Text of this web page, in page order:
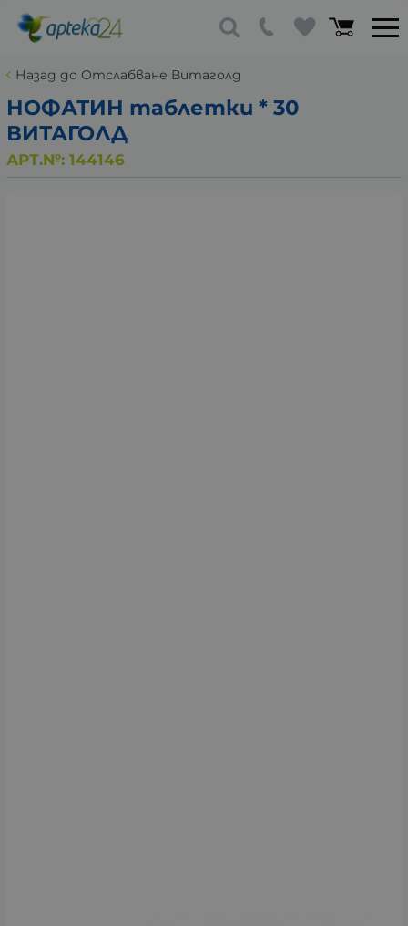
Назад до Отслабване Витаголд
НОФАТИН таблетки * 30
ВИТАГОЛД
АРТ.№: 144146